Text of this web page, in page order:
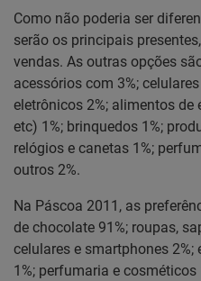
Como não poderia ser
serão os principais
vendas. As outras opções
acessórios com 3%;
eletrônicos 2%; alimentos
etc) 1%; brinquedos 1%;
relógios e canetas 1%;
outros 2%.
Na Páscoa 2011, as
de chocolate 91%; roupas,
celulares e smartphones 2%;
1%; perfumaria e cosméticos